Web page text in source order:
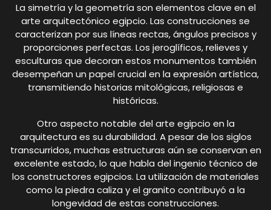
La simetría y la geometría son elementos clave en el
arte arquitectónico egipcio. Las construcciones se
caracterizan por sus líneas rectas, ángulos precisos y
proporciones perfectas. Los jeroglíficos, relieves y
esculturas que decoran estos monumentos también
desempeñan un papel crucial en la expresión artística,
transmitiendo historias mitológicas, religiosas e
históricas.
Otro aspecto notable del arte egipcio en la
arquitectura es su durabilidad. A pesar de los siglos
transcurridos, muchas estructuras aún se conservan en
excelente estado, lo que habla del ingenio técnico de
los constructores egipcios. La utilización de materiales
como la piedra caliza y el granito contribuyó a la
longevidad de estas construcciones.